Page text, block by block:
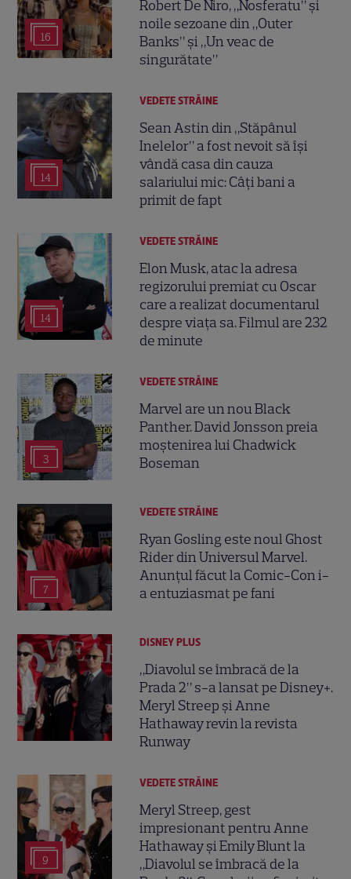
16
Robert De Niro, „Nosferatu” și
noile sezoane din „Outer
Banks” și „Un veac de
singurătate”
14
VEDETE STRĂINE
Sean Astin din „Stăpânul
Inelelor” a fost nevoit să își
vândă casa din cauza
salariului mic: Câți bani a
primit de fapt
14
VEDETE STRĂINE
Elon Musk, atac la adresa
regizorului premiat cu Oscar
care a realizat documentarul
despre viața sa. Filmul are 232
de minute
3
VEDETE STRĂINE
Marvel are un nou Black
Panther. David Jonsson preia
moștenirea lui Chadwick
Boseman
7
VEDETE STRĂINE
Ryan Gosling este noul Ghost
Rider din Universul Marvel.
Anunțul făcut la Comic-Con i-
a entuziasmat pe fani
DISNEY PLUS
„Diavolul se îmbracă de la
Prada 2” s-a lansat pe Disney+.
Meryl Streep și Anne
Hathaway revin la revista
Runway
9
VEDETE STRĂINE
Meryl Streep, gest
impresionant pentru Anne
Hathaway și Emily Blunt la
„Diavolul se îmbracă de la